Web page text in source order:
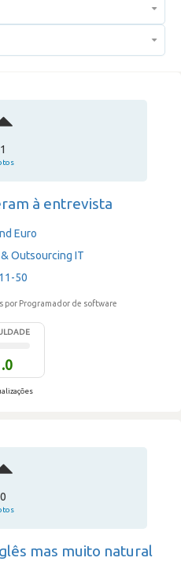
1
à entrevista
Euro
· Outsourcing IT
·
11-50
por Programador de software
0
mas muito natural